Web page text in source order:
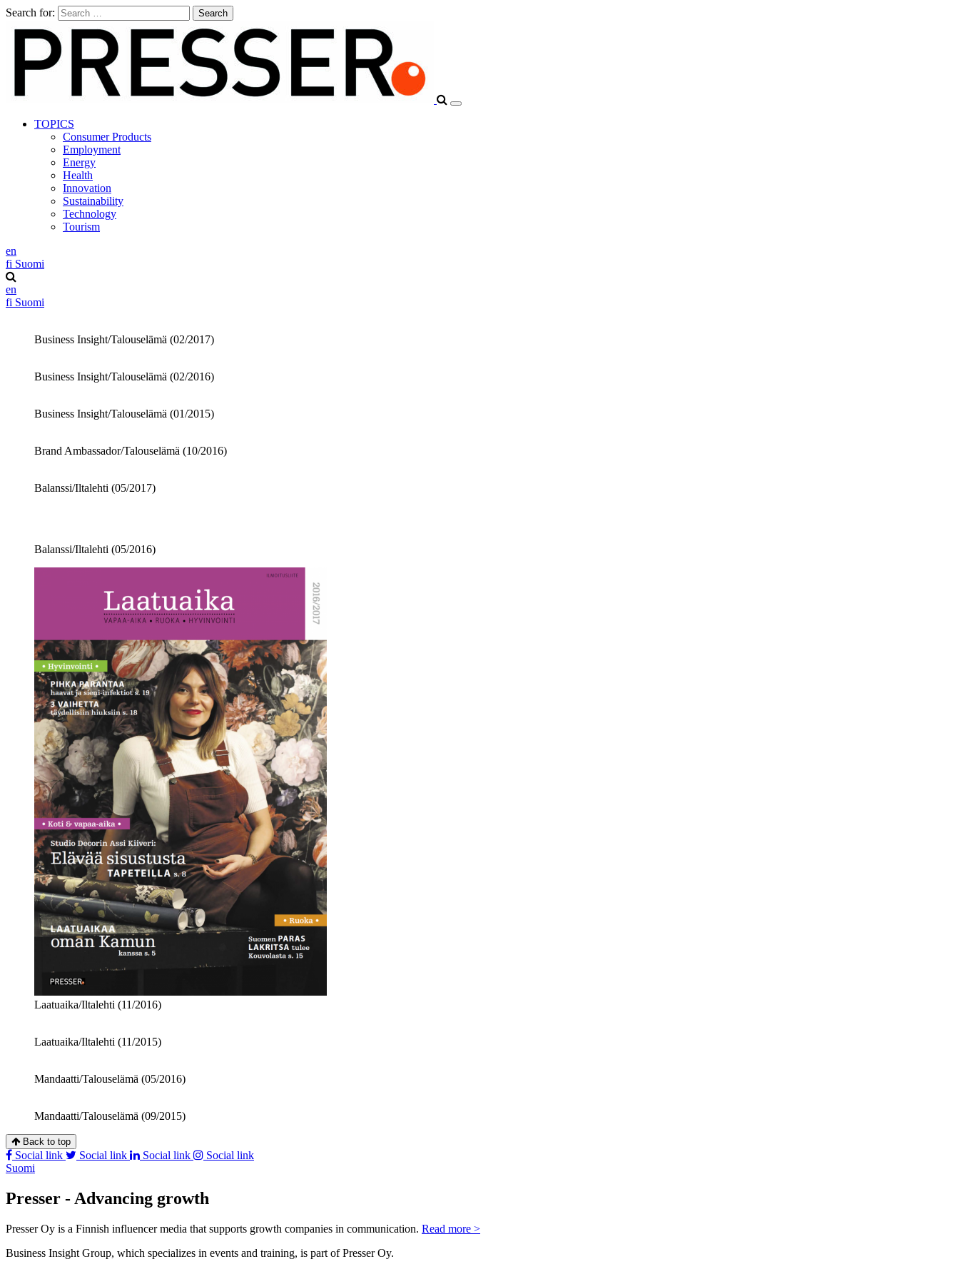
Search for:
TOPICS
Consumer Products
Employment
Energy
Health
Innovation
Sustainability
Technology
Tourism
en
fi Suomi
en
fi Suomi
Business Insight/Talouselämä (02/2017)
Business Insight/Talouselämä (02/2016)
Business Insight/Talouselämä (01/2015)
Brand Ambassador/Talouselämä (10/2016)
Balanssi/Iltalehti (05/2017)
Balanssi/Iltalehti (05/2016)
Laatuaika/Iltalehti (11/2016)
Laatuaika/Iltalehti (11/2015)
Mandaatti/Talouselämä (05/2016)
Mandaatti/Talouselämä (09/2015)
Back to top
Social link Social link Social link
Social link
Suomi
Presser - Advancing growth
Presser Oy is a Finnish influencer media that supports growth companies in communication. Read more >
Business Insight Group, which specializes in events and training, is part of Presser Oy.